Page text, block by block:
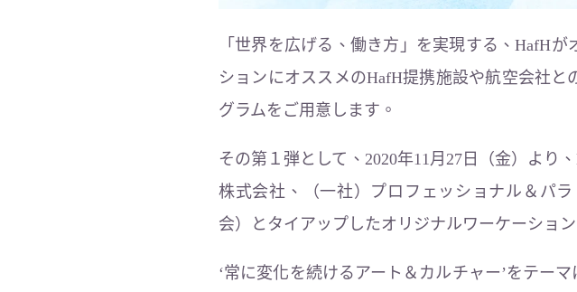
「世界を広げる、働き方」を実現する、HafH
ションにオススメのHafH提携施設や航空会社
グラムをご用意します。
その第１弾として、2020年11月27日（金）より
株式会社、（一社）プロフェッショナル＆パ
会）とタイアップしたオリジナルワーケーション
‘常に変化を続けるアート＆カルチャー’をテー